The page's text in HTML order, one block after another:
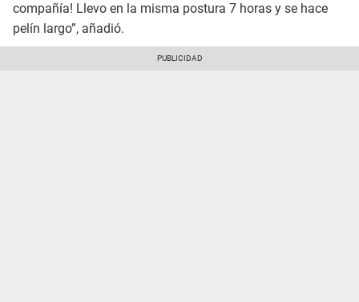
compañía! Llevo en la misma postura 7 horas y se hace
pelín largo”, añadió.